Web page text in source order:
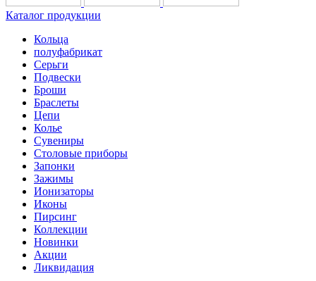
Каталог продукции
Кольца
полуфабрикат
Серьги
Подвески
Броши
Браслеты
Цепи
Колье
Сувениры
Столовые приборы
Запонки
Зажимы
Ионизаторы
Иконы
Пирсинг
Коллекции
Новинки
Акции
Ликвидация